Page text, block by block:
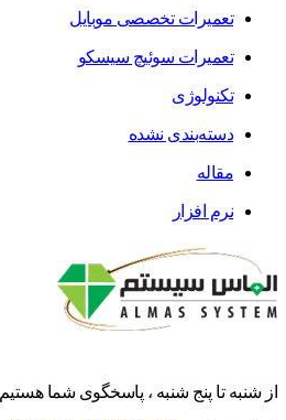
تعمیرات تخصصی موبایل
تعمیرات سوئیچ سیسکو
تکنولوژی
دسته‌بندی نشده
مقاله
نرم افزار
از شنبه تا پنج شنبه ، پاسخگوی شما هستیم